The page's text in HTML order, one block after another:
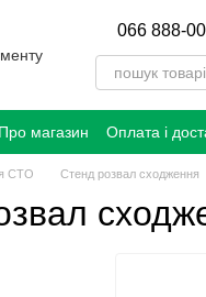
066 888-
Про магазин Оплата і
СТО Стенд розвал сходження